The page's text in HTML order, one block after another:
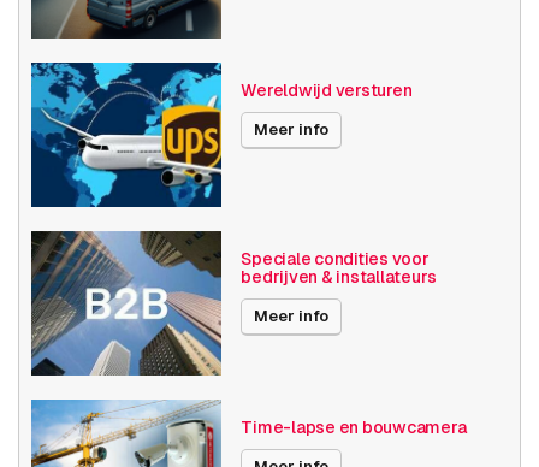
Wereldwijd versturen
Meer info
Speciale condities voor
bedrijven & installateurs
Meer info
Time-lapse en bouwcamera